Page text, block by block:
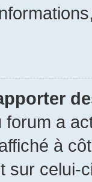
forum a
à
sur